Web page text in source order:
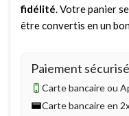
fidélité. Votre panier
être convertis en un
Paiement sécurisé
Carte bancaire ou
Carte bancaire en